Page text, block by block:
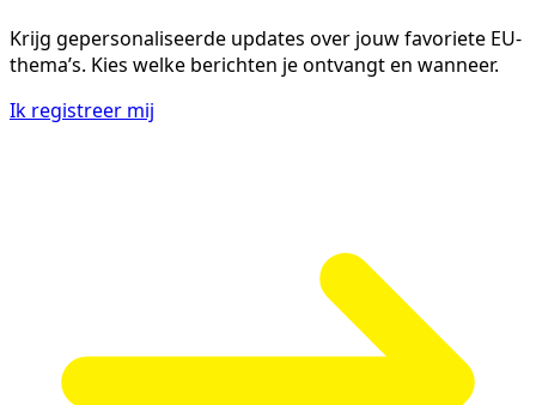
Krijg gepersonaliseerde updates over jouw favoriete EU-
thema’s. Kies welke berichten je ontvangt en wanneer.
Ik registreer mij